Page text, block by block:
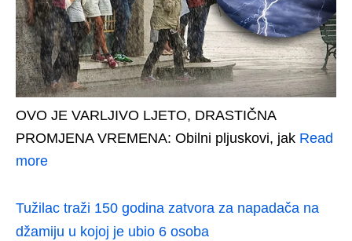
OVO JE VARLJIVO LJETO, DRASTIČNA
PROMJENA VREMENA: Obilni pljuskovi, jak Read
more
Tužilac traži 150 godina zatvora za napadača na
džamiju u kojoj je ubio 6 osoba